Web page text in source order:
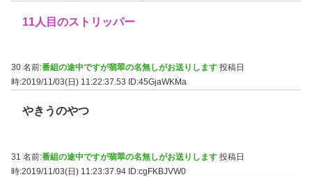
11人目のストリッパー
30 名前:番組の途中ですが翡翠の名無しがお送りします 投稿日
時:2019/11/03(日) 11:22:37.53
ID:45GjaWKMa
やきうのやつ
31 名前:番組の途中ですが翡翠の名無しがお送りします 投稿日
時:2019/11/03(日) 11:23:37.94 ID:cgFKBJVW0